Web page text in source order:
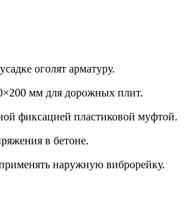
оголят арматуру.
мм для дорожных плит.
фиксацией пластиковой муфтой.
в бетоне.
наружную виброрейку.